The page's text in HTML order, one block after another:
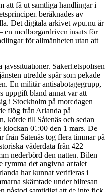
att få ut samtliga handlingar i
beräknades av
Det digitala arkivet wpu.nu är
en medborgardriven insats för
för allmänheten utan att
Säkerhetspolisen
utredde spår som pekade
En militär antisabotagegrupp,
uppgift bland annat var att
i Stockholm på morddagen
flög från Arlanda på
körde till Såtenäs och sedan
01:00 den 1 mars. De
från Såtenäs tog flera timmar på
väderdata från 422
nederbörd den natten. Bilen
rymma det angivna antalet
har kunnat verifieras i
skämtade under bilresan
påstod samtidigt att de inte fick